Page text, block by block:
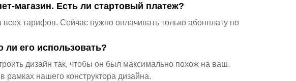
магазин. Есть ли стартовый платеж?
тарифов. Сейчас нужно оплачивать только абонплату по
ли его использовать?
дизайн так, чтобы он был максимально похож на ваш.
рамках нашего конструктора дизайна.